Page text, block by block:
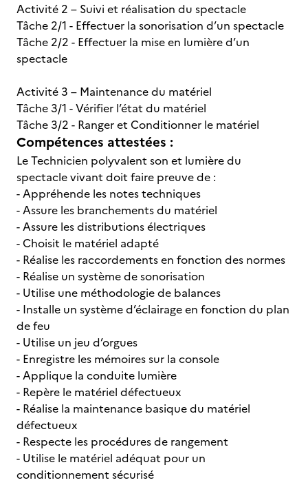
Activité 2 – Suivi et réalisation du spectacle
Tâche 2/1 - Effectuer la sonorisation d’un spectacle
Tâche 2/2 - Effectuer la mise en lumière d’un
spectacle
Activité 3 – Maintenance du matériel
Tâche 3/1 - Vérifier l’état du matériel
Tâche 3/2 - Ranger et Conditionner le matériel
Compétences attestées :
Le Technicien polyvalent son et lumière du
spectacle vivant doit faire preuve de :
- Appréhende les notes techniques
- Assure les branchements du matériel
- Assure les distributions électriques
- Choisit le matériel adapté
- Réalise les raccordements en fonction des normes
- Réalise un système de sonorisation
- Utilise une méthodologie de balances
- Installe un système d’éclairage en fonction du plan
de feu
- Utilise un jeu d’orgues
- Enregistre les mémoires sur la console
- Applique la conduite lumière
- Repère le matériel défectueux
- Réalise la maintenance basique du matériel
défectueux
- Respecte les procédures de rangement
- Utilise le matériel adéquat pour un
conditionnement sécurisé